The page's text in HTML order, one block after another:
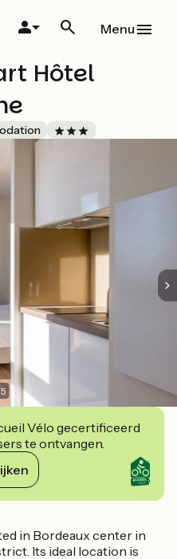
Menu
Hôtel
5
Vélo gecertificeerd
te ontvangen.
in Bordeaux center in
Its ideal location is